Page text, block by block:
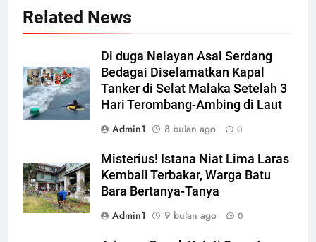
Related News
Di duga Nelayan Asal Serdang
Bedagai Diselamatkan Kapal
Tanker di Selat Malaka Setelah 3
Hari Terombang-Ambing di Laut
Admin1
8 bulan ago 0
Misterius! Istana Niat Lima Laras
Kembali Terbakar, Warga Batu
Bara Bertanya-Tanya
Admin1
9 bulan ago 0